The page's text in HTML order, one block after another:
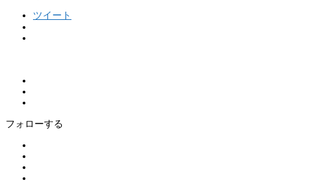
ツイート
フォローする